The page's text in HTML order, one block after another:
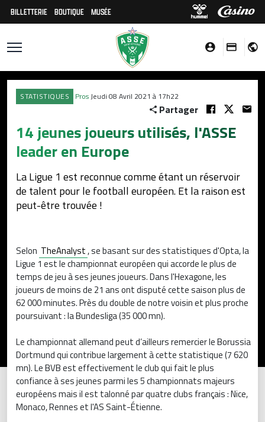
BILLETTERIE BOUTIQUE MUSÉE
STATISTIQUES ProsJeudi 08 Avril 2021 à 17h22
Partager
14 jeunes joueurs utilisés, l'ASSE
leader en Europe
La Ligue 1 est reconnue comme étant un réservoir
de talent pour le football européen. Et la raison est
peut-être trouvée !
Selon TheAnalyst, se basant sur des statistiques d'Opta,la
Ligue 1 est le championnat européen qui accorde le plus de
temps de jeu à ses jeunes joueurs. Dans l'Hexagone, les
joueurs de moins de 21 ans ont disputé cette saison plus de
62 000 minutes. Près du double de notre voisin et plus proche
poursuivant : la Bundesliga (35 000 mn).
Le championnat allemand peut d’ailleurs remercier le Borussia
Dortmund qui contribue largement à cette statistique (7 620
mn). Le BVB est effectivement le club qui fait le plus
confiance à ses jeunes parmi les 5 championnats majeurs
européens mais il est talonné par quatre clubs français : Nice,
Monaco, Rennes et l'AS Saint-Étienne.